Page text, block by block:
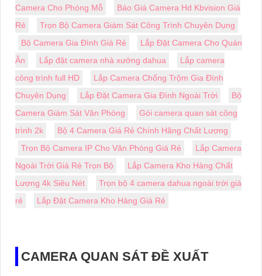
Camera Cho Phòng Mỗ
Báo Giá Camera Hd Kbvision Giá
Rẻ
Trọn Bộ Camera Giám Sát Công Trình Chuyên Dụng
Bộ Camera Gia Đình Giá Rẻ
Lắp Đặt Camera Cho Quán
Ăn
Lắp đặt camera nhà xưởng dahua
Lắp camera
công trình full HD
Lắp Camera Chống Trộm Gia Đình
Chuyên Dụng
Lắp Đặt Camera Gia Đình Ngoài Trời
Bộ
Camera Giám Sát Văn Phòng
Gói camera quan sát công
trình 2k
Bộ 4 Camera Giá Rẻ Chính Hãng Chất Lượng
Trọn Bộ Camera IP Cho Văn Phòng Giá Rẻ
Lắp Camera
Ngoài Trời Giá Rẻ Trọn Bộ
Lắp Camera Kho Hàng Chất
Lượng 4k Siêu Nét
Trọn bộ 4 camera dahua ngoài trời giá
rẻ
Lắp Đặt Camera Kho Hàng Giá Rẻ
CAMERA QUAN SÁT ĐỀ XUẤT